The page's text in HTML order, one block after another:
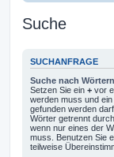
Suche
SUCHANFRAGE
Suche nach
Setzen Sie ein + vor
werden muss und ein
gefunden werden
Wörter getrennt durch
wenn nur eines der
muss. Benutzen Sie
teilweise